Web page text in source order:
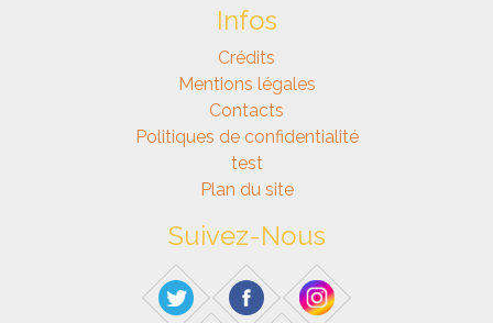
Infos
Crédits
Mentions légales
Contacts
Politiques de confidentialité
test
Plan du site
Suivez-Nous